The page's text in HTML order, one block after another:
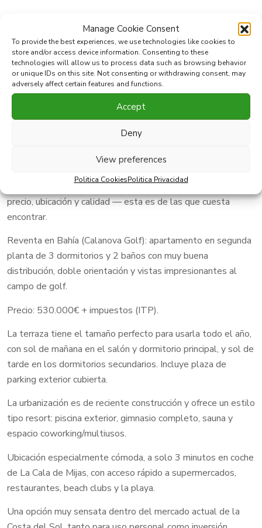
Manage Cookie Consent
To provide the best experiences, we use technologies like cookies to
store and/or access device information. Consenting to these
technologies will allow us to process data such as browsing behavior
or unique IDs on this site. Not consenting or withdrawing consent, may
adversely affect certain features and functions.
Accept
Deny
View preferences
Politica CookiesPolitica Privacidad
Ref:931-00022P
Localidad:Mijas Costa
Area:Cala de Mijas
Tipo:Apartamento
Dormitorios: 3
Baños:2
Construido:106 m
Terraza: 18 m2
Si estás buscando una vivienda equilibrada de verdad — en
precio, ubicación y calidad — esta es de las que cuesta
encontrar.
Reventa en Bahía (Calanova Golf): apartamento en segunda
planta de 3 dormitorios y 2 baños con muy buena
distribución, doble orientación y vistas impresionantes al
campo de golf.
Precio: 530.000€ + impuestos (ITP).
La terraza tiene el tamaño perfecto para usarla todo el año,
con sol de mañana en el salón y dormitorio principal, y sol de
tarde en los dormitorios secundarios. Incluye plaza de
parking exterior cubierta.
La urbanización es de reciente construcción y ofrece un estilo
tipo resort: piscina exterior, gimnasio completo, sauna y
espacio coworking/multiusos.
Ubicación especialmente cómoda, a solo 3 minutos en coche
de La Cala de Mijas, con acceso rápido a supermercados,
restaurantes, beach clubs y la playa.
Una opción muy sensata dentro del mercado actual de la